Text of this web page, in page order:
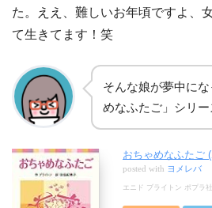
た。ええ、難しいお年頃ですよ、
て生きてます！笑
そんな娘が夢中に
めなふたご」シリー
おちゃめなふたご
posted with ヨメレバ
エニド ブライトン ポプラ